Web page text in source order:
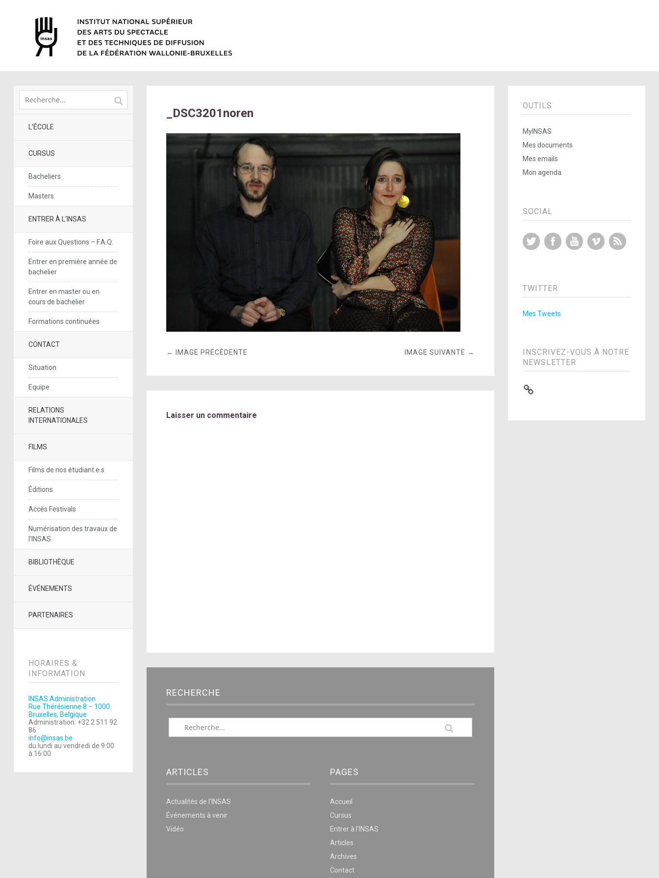
L’ÉCOLE
CURSUS
Bacheliers
Masters
ENTRER À L’INSAS
Foire aux Questions – F.A.Q.
Entrer en première année de
bachelier
Entrer en master ou en
cours de bachelier
Formations continuées
CONTACT
Situation
Equipe
RELATIONS
INTERNATIONALES
FILMS
Films de nos étudiant.e.s
Éditions
Accès Festivals
Numérisation des travaux de
l’INSAS
BIBLIOTHÈQUE
ÉVÉNEMENTS
PARTENAIRES
HORAIRES &
INFORMATION
INSAS Administration
Rue Thérésienne 8 – 1000
Bruxelles, Belgique
Administration: +32 2 511 92
86
info@insas.be
du lundi au vendredi de 9:00
à 16:00
_DSC3201noren
← IMAGE PRÉCÉDENTE IMAGE SUIVANTE →
Laisser un commentaire
RECHERCHE
ARTICLES
Actualités de l’INSAS
Événements à venir
Vidéo
PAGES
Accueil
Cursus
Entrer à l’INSAS
Articles
Archives
Contact
OUTILS
MyINSAS
Mes documents
Mes emails
Mon agenda
SOCIAL
Twitter FacebookYouTubeVimeo
TWITTER
Mes Tweets
INSCRIVEZ-VOUS À NOTRE
NEWSLETTER